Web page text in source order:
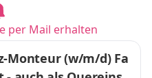
per Mail erhalten
Monteur (w/m/d) Fa